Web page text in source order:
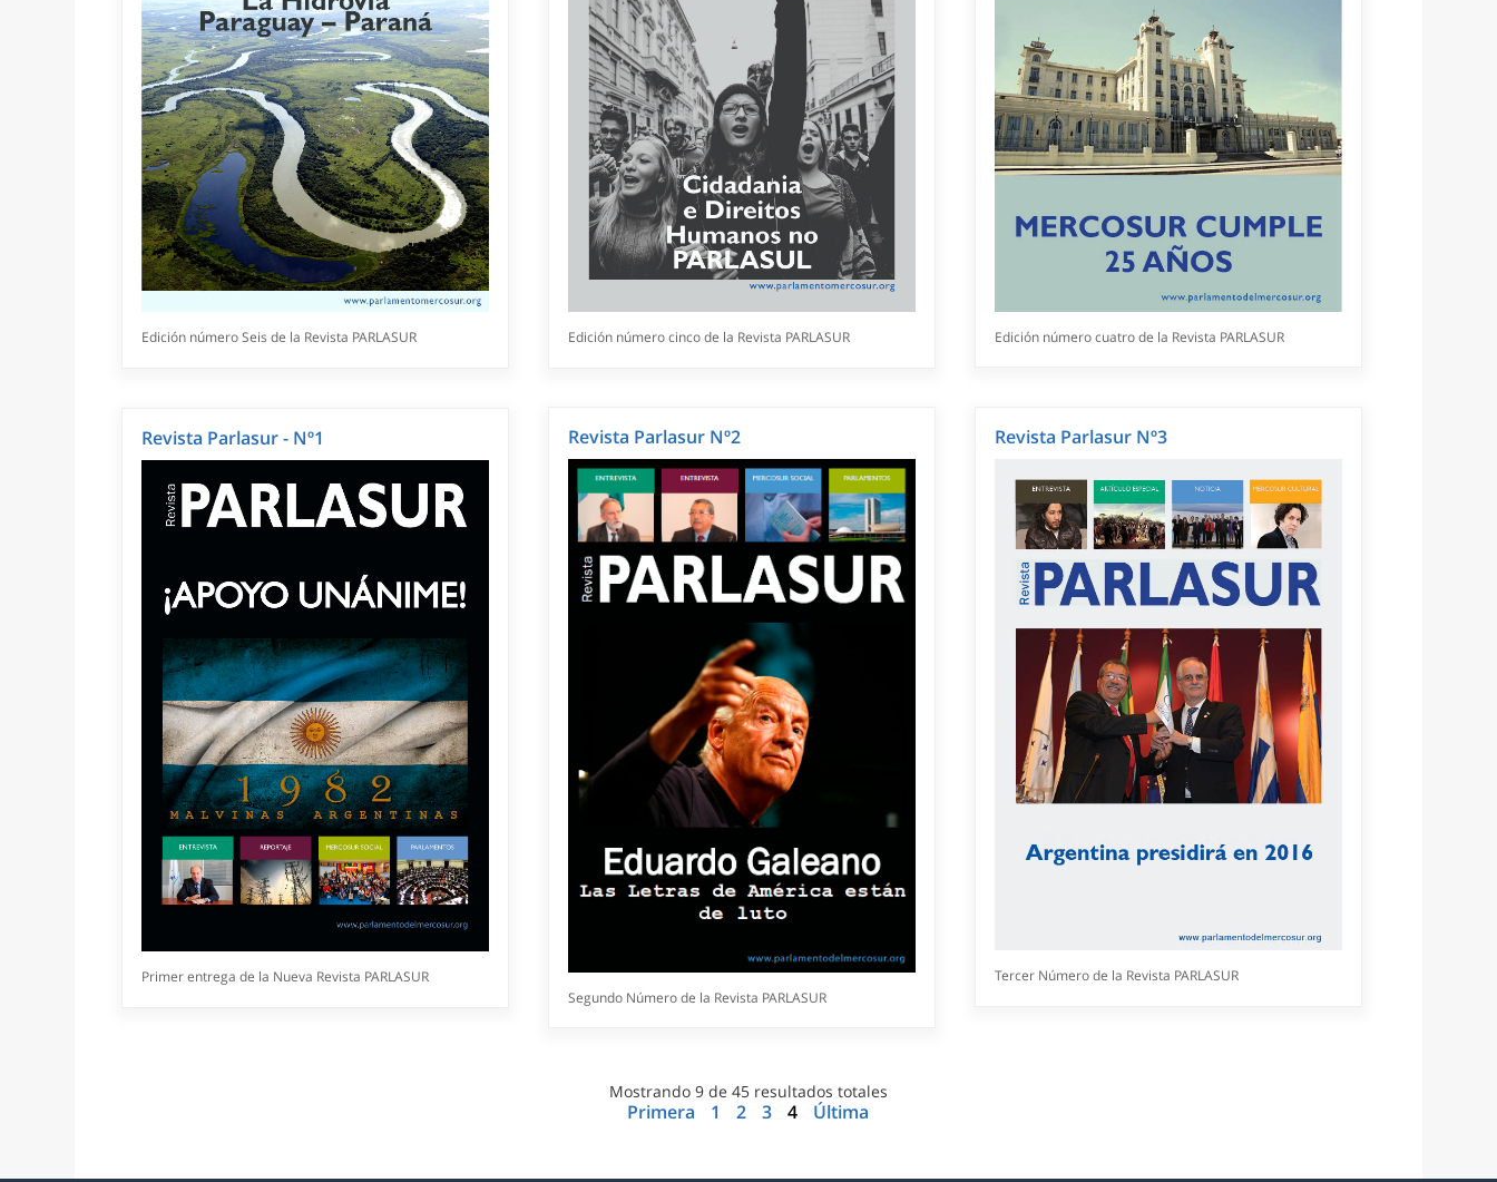
Edición número Seis de la Revista PARLASUR Edición número cinco de la Revista PARLASUR Edición número cuatro de la Revista PARLASUR
Revista Parlasur Nº3
Tercer Número de la Revista PARLASUR
Revista Parlasur Nº2
Segundo Número de la Revista PARLASUR
Revista Parlasur - Nº1
Primer entrega de la Nueva Revista PARLASUR
Mostrando 9de 45resultados totales
Primera 1 2 3 4 Última